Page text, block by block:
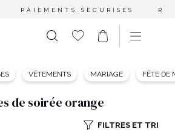
PAIEMENTS SÉCURISÉS
VÊTEMENTS MARIAGE FÊTE DE
de soirée orange
FILTRES ET TRI